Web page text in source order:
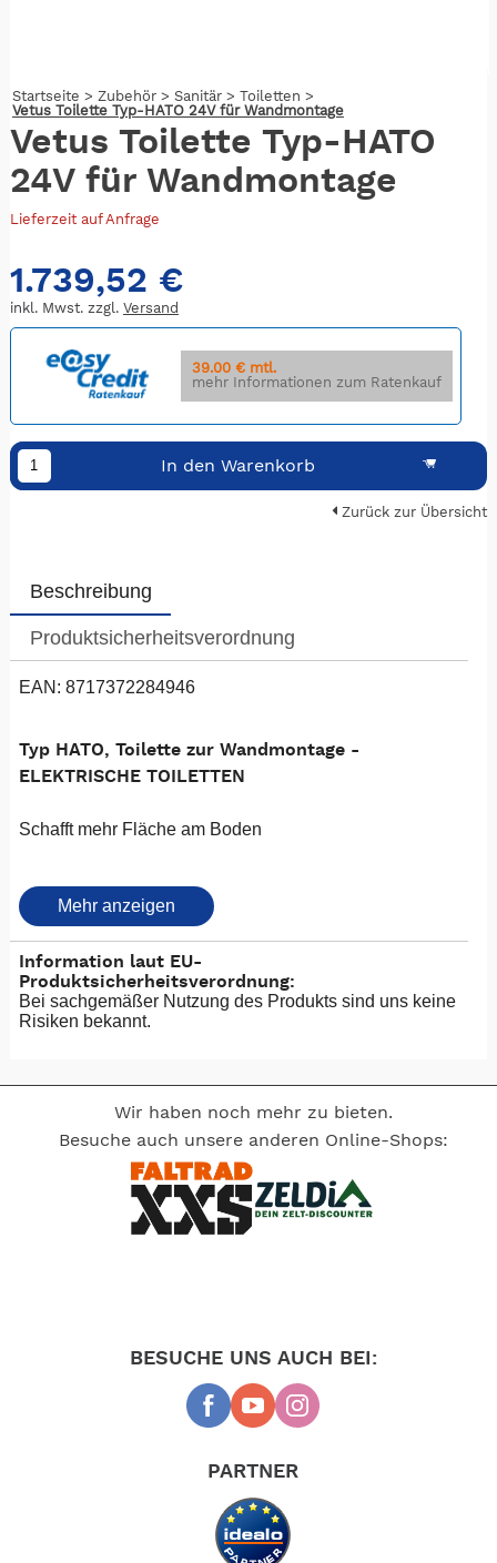
Startseite > Zubehör> Sanitär> Toiletten >
Vetus Toilette Typ-HATO 24V für Wandmontage
Vetus Toilette Typ-HATO
24V für Wandmontage
Lieferzeit auf Anfrage
1.739,52 €
inkl. Mwst. zzgl. Versand
39.00 € mtl.
mehr Informationen zum Ratenkauf
In den Warenkorb
Zurück zur Übersicht
Beschreibung
Produktsicherheitsverordnung
EAN: 8717372284946
Typ HATO, Toilette zur Wandmontage -
ELEKTRISCHE TOILETTEN
Schafft mehr Fläche am Boden
Diese Toilette zur Wandmontage verfügt über ein
Porzellanbecken und einen großzügig dimensionierten
Grundfläche nicht vorhanden ist.
Spezifikationen
• Wird mit einem wasserdichten Bedienfeld oder mit
Bedienknopf an der Toilette geliefert.
• Sehr geringer Wasserverbrauch
• Erhältlich für Gleich- und Wechselstrom
Mehr anzeigen
Information laut EU-
Produktsicherheitsverordnung:
Bei sachgemäßer Nutzung des Produkts sind uns keine
Risiken bekannt.
Wir haben noch mehr zu bieten.
Besuche auch unsere anderen Online-Shops:
BESUCHE UNS AUCH BEI:
PARTNER